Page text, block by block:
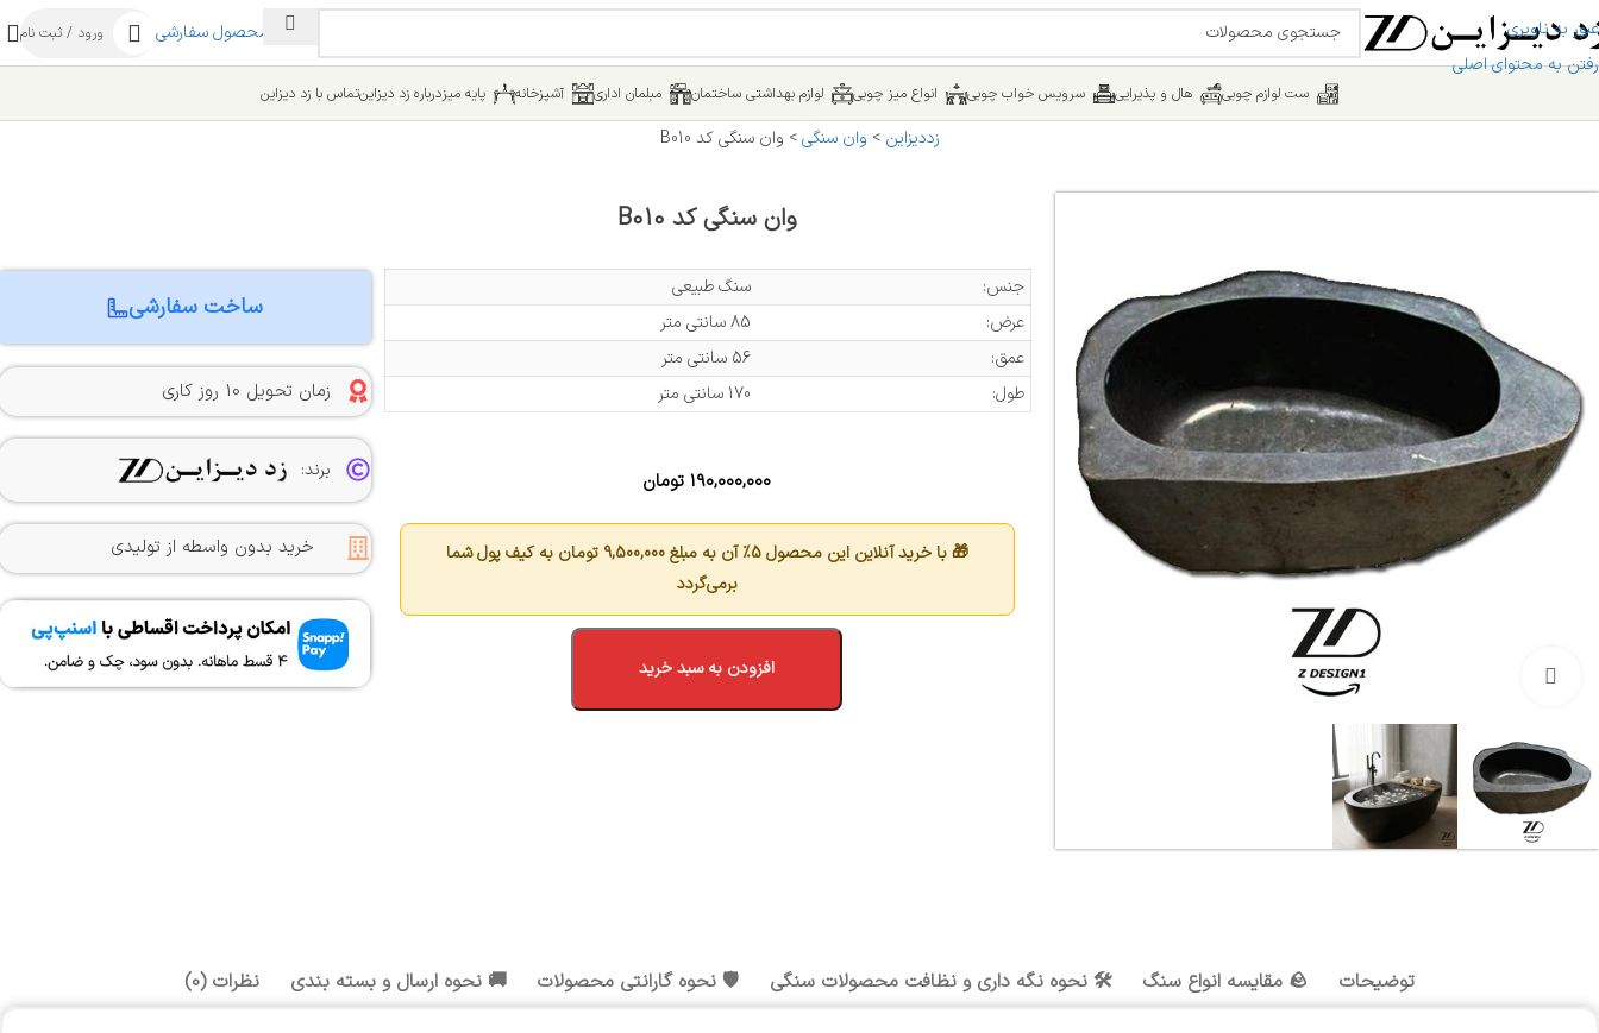
عبور به ناوبری
رفتن به محتوای اصلی
ساخت محصول سفارشی ورود / ثبت نام
ست لوازم چوبی هال و پذیرایی سرویس خواب چوبی انواع میز چوبی لوازم بهداشتی ساختمان مبلمان اداری آشپزخانه پایه میزدرباره زد دیزاینتماس با زد دیزاین
زددیزاین > وان سنگی> وان سنگی کد B010
وان سنگی کد B010
جنس:
سنگ طبیعی
عرض:
85 سانتی متر
عمق:
56 سانتی متر
طول:
170 سانتی متر
۱۹۰,۰۰۰,۰۰۰ تومان
🎁 با خرید آنلاین این محصول 5٪ آن به مبلغ 9,500,000 تومان به کیف پول شما
برمی‌گردد
افزودن به سبد خرید
ساخت سفارشی
زمان تحویل 10 روز کاری
برند:
خرید بدون واسطه از تولیدی
توضیحات 🪨 مقایسه انواع سنگ 🛠️ نحوه نگه داری و نظافت محصولات سنگی 🛡️ نحوه گارانتی محصولات 🚚 نحوه ارسال و بسته بندی نظرات (0)